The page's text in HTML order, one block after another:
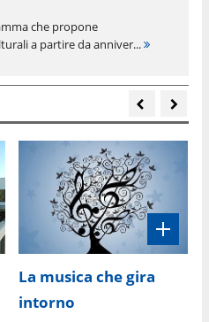
che propone
a partire da anniver...
La musica che gira
intorno